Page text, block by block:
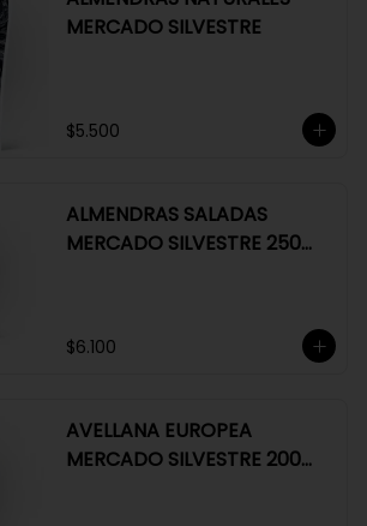
MERCADO SILVESTRE
$5.500
ALMENDRAS SALADAS
MERCADO SILVESTRE 250
$6.100
AVELLANA EUROPEA
MERCADO SILVESTRE 200